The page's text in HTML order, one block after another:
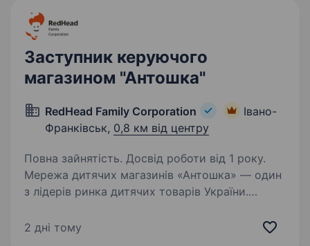
Заступник керуючого
магазином "Антошка"
RedHead Family Corporation
Івано-
Франківськ, 0,8 км від центру
Повна зайнятість. Досвід роботи від 1 року.
Мережа дитячих магазинів «Антошка» — один
з лідерів ринка дитячих товарів України.
кращі товари, послуги та емоції. «Антошка» —
2 дні тому